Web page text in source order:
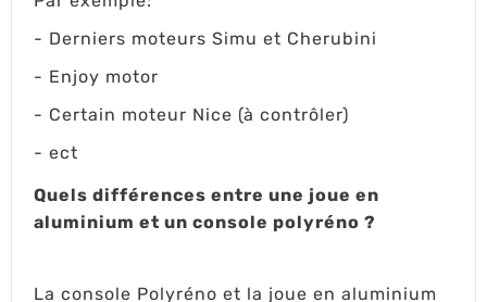
- Derniers moteurs Simu et Cherubini
- Enjoy motor
- Certain moteur Nice (à contrôler)
- ect
Quels différences entre une joue en
aluminium et un console polyréno ?
La console Polyréno et la joue en aluminium